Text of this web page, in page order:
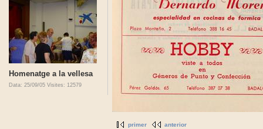
Homenatge a la vellesa
Data: 25/09/05 Visites: 12579
primer anterior